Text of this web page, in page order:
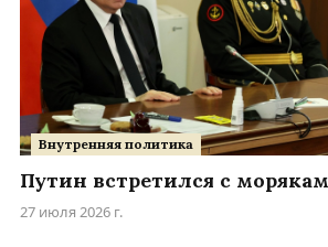
Внутренняя политика
Путин встретился с
27 июля 2026 г.